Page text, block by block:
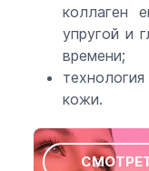
коллаген
упругой и
времени;
кожи.